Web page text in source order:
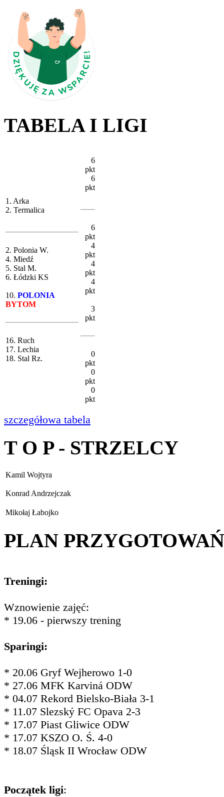
TABELA I LIGI
1. Arka
2. Termalica
2. Polonia W.
4. Miedź
5. Stal M.
6. Łódzki KS
10. POLONIA
BYTOM
16. Ruch
17. Lechia
18. Stal Rz.
6
pkt
6
pkt
6
pkt
4
pkt
4
pkt
4
pkt
3
pkt
0
pkt
0
pkt
0
pkt
szczegółowa tabela
T O P - STRZELCY
Kamil Wojtyra
Konrad Andrzejczak
Mikołaj Łabojko
PLAN PRZYGOTOWAŃ
Treningi:
Wznowienie zajęć:
* 19.06 - pierwszy trening
Sparingi:
* 20.06 Gryf Wejherowo 1-0
* 27.06 MFK Karviná ODW
* 04.07 Rekord Bielsko-Biała 3-1
* 11.07 Slezský FC Opava 2-3
* 17.07 Piast Gliwice ODW
* 17.07 KSZO O. Ś. 4-0
* 18.07 Śląsk II Wrocław ODW
Początek ligi: